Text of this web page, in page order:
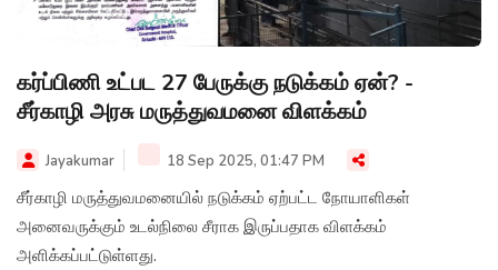
கர்ப்பிணி உட்பட 27 பேருக்கு நடுக்கம் ஏன்? -
சீர்காழி அரசு மருத்துவமனை விளக்கம்
Jayakumar 18 Sep 2025, 01:47 PM
சீர்காழி மருத்துவமனையில் நடுக்கம் ஏற்பட்ட நோயாளிகள்
அனைவருக்கும் உடல்நிலை சீராக இருப்பதாக விளக்கம்
அளிக்கப்பட்டுள்ளது.